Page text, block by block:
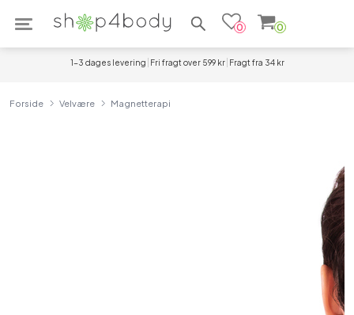
Søg efter produkter
0 0
1-3 dages levering Fri fragt over 599 kr Fragt fra 34 kr
Forside Velvære Magnetterapi